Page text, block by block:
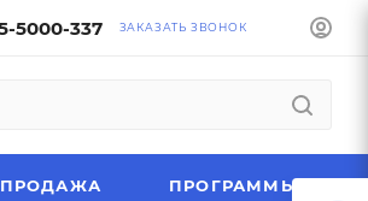
5000-337 ЗАКАЗАТЬ ЗВОНОК
ПРОГРАММЫ